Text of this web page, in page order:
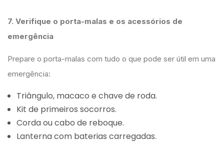
7. Verifique o porta-malas e os acessórios de
emergência
Prepare o porta-malas com tudo o que pode ser útil em uma
emergência:
Triângulo, macaco e chave de roda.
Kit de primeiros socorros.
Corda ou cabo de reboque.
Lanterna com baterias carregadas.